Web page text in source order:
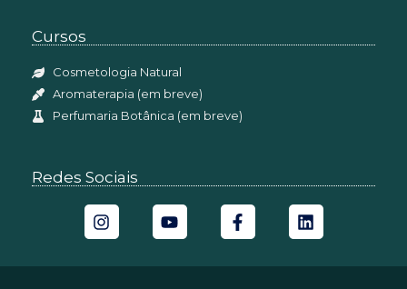
Cursos
Cosmetologia Natural
Aromaterapia (em breve)
Perfumaria Botânica (em breve)
Redes Sociais